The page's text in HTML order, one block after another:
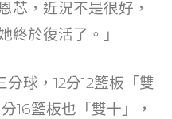
芯，近況不是很好，
終於復活了。」
球，12分12籃板「雙
16籃板也「雙十」，